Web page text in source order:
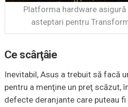
Platforma hardware
asteptari pentru
Ce scârţâie
Inevitabil, Asus a trebuit să facă
pentru a menţine un preţ scăzut,
defecte deranjante care puteau